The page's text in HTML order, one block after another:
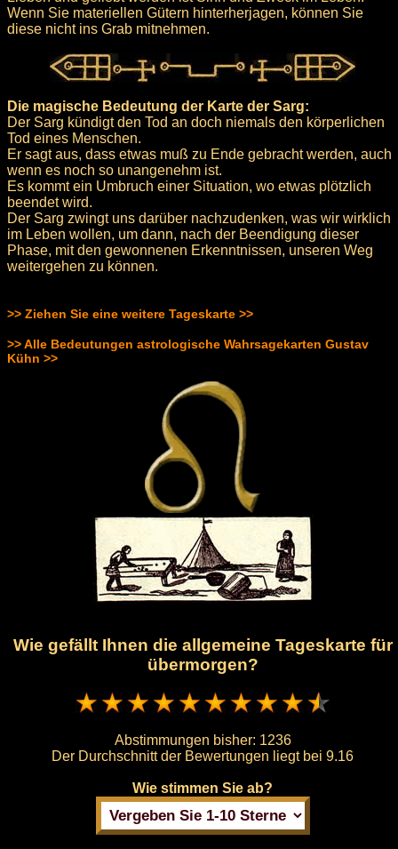
Wenn Sie materiellen Gütern hinterherjagen, können Sie
diese nicht ins Grab mitnehmen.
Die magische Bedeutung der Karte der Sarg:
Der Sarg kündigt den Tod an doch niemals den körperlichen
Tod eines Menschen.
Er sagt aus, dass etwas muß zu Ende gebracht werden, auch
wenn es noch so unangenehm ist.
Es kommt ein Umbruch einer Situation, wo etwas plötzlich
beendet wird.
Der Sarg zwingt uns darüber nachzudenken, was wir wirklich
im Leben wollen, um dann, nach der Beendigung dieser
Phase, mit den gewonnenen Erkenntnissen, unseren Weg
weitergehen zu können.
>> Ziehen Sie eine weitere Tageskarte >>
>> Alle Bedeutungen astrologische Wahrsagekarten Gustav
Kühn >>
Wie gefällt Ihnen die allgemeine Tageskarte für
übermorgen?
Abstimmungen bisher: 1236
Der Durchschnitt der Bewertungen liegt bei 9.16
Wie stimmen Sie ab?